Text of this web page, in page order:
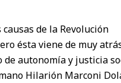
de la Revolución
ésta viene de muy
de autonomía y justicia
Hilarión Marconi